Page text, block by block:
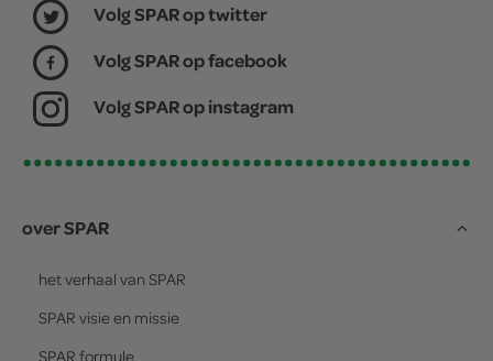
Volg SPAR op twitter
Volg SPAR op facebook
Volg SPAR op instagram
over SPAR
het verhaal van SPAR
SPAR visie en missie
SPAR formule